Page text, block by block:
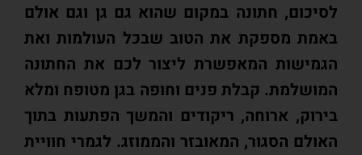
לסיכום, חתונה במקום שהוא גם גן וגם אולם
באמת מספקת את הטוב שבכל העולמות ואת
הגמישות המאפשרת ליצור לכם את החתונה
המושלמת. קבלת פנים וחופה בגן מטופח ומלא
בירוק, ארוחה, ריקודים והמשך הפתעות בתוך
האולם הסגור, המאובזר והממוזג. לגמרי חוויית